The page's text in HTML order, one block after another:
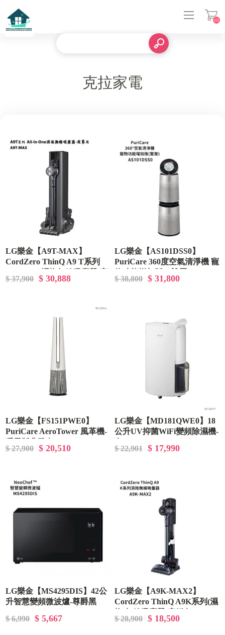
(0)
克拉家電
LG樂金【A9T-MAX】
CordZero ThinQ A9 T系列
幕灰
$ 37,900 $ 30,888
LG樂金【AS101DSS0】
PuriCare 360度空氣清淨機 寵
$ 38,800 $ 31,800
LG樂金【FS151PWE0】
PuriCare AeroTower 風革機-
$ 27,900 $ 20,510
LG樂金【MD181QWE0】18
公升UV抑菌WiFi變頻除濕機-
$ 22,901 $ 17,990
LG樂金【MS4295DIS】42公
升智慧變頻微波爐-尊爵黑
$ 6,990
$ 5,667
LG樂金【A9K-MAX2】
CordZero ThinQ A9K系列(濕
$ 28,900 $ 18,500